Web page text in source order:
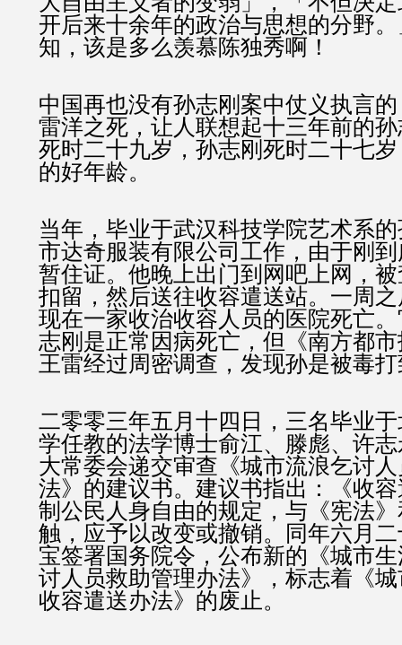
开后来十余年的政治与思想的分野
知，该是多么羡慕陈独秀啊！
中国再也没有孙志刚案中仗义执言
雷洋之死，让人联想起十三年前的
死时二十九岁，孙志刚死时二十七
的好年龄。
当年，毕业于武汉科技学院艺术系
市达奇服装有限公司工作，由于刚
暂住证。他晚上出门到网吧上网，
扣留，然后送往收容遣送站。一周
现在一家收治收容人员的医院死亡
志刚是正常因病死亡，但《南方都
王雷经过周密调查，发现孙是被毒
二零零三年五月十四日，三名毕业
学任教的法学博士俞江、滕彪、许
大常委会递交审查《城市流浪乞讨
法》的建议书。建议书指出：《收
制公民人身自由的规定，与《宪法
触，应予以改变或撤销。同年六月
宝签署国务院令，公布新的《城市
讨人员救助管理办法》，标志着《
收容遣送办法》的废止。